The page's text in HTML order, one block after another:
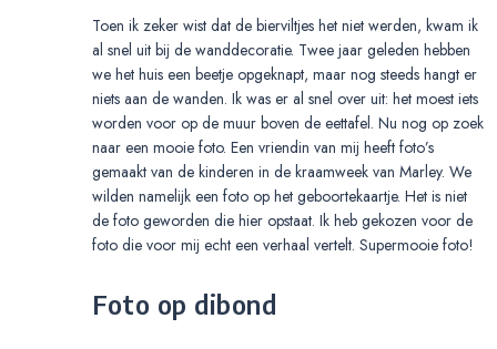
Toen ik zeker wist dat de bierviltjes het niet werden, kwam ik
al snel uit bij de wanddecoratie. Twee jaar geleden hebben
we het huis een beetje opgeknapt, maar nog steeds hangt er
niets aan de wanden. Ik was er al snel over uit: het moest iets
worden voor op de muur boven de eettafel. Nu nog op zoek
naar een mooie foto. Een vriendin van mij heeft foto’s
gemaakt van de kinderen in de kraamweek van Marley. We
wilden namelijk een foto op het geboortekaartje. Het is niet
de foto geworden die hier opstaat. Ik heb gekozen voor de
foto die voor mij echt een verhaal vertelt. Supermooie foto!
Foto op dibond